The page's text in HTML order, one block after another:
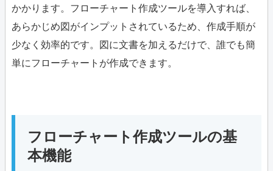
かかります。フローチャート作成ツールを導入すれば、
あらかじめ図がインプットされているため、作成手順が
少なく効率的です。図に文書を加えるだけで、誰でも簡
単にフローチャートが作成できます。
フローチャート作成ツールの基
本機能